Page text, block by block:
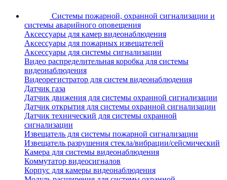
Системы пожарной, охранной сигнализации и
системы аварийного оповещения
Аксессуары для камер видеонаблюдения
Аксессуары для пожарных извещателей
Аксессуары для системы сигнализации
Видео распределительная коробка для системы
видеонаблюдения
Видеорегистратор для систем видеонаблюдения
Датчик газа
Датчик движения для системы охранной сигнализации
Датчик открытия для системы охранной сигнализации
Датчик технический для системы охранной
сигнализации
Извещатель для системы пожарной сигнализации
Извещатель разрушения стекла/вибрации/сейсмический
Камера для системы видеонаблюдения
Коммутатор видеосигналов
Корпус для камеры видеонаблюдения